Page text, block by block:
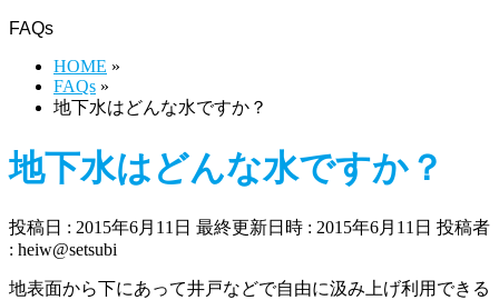
FAQs
HOME »
FAQs »
地下水はどんな水ですか？
地下水はどんな水ですか？
投稿日 : 2015年6月11日 最終更新日時 : 2015年6月11日 投稿者
: heiw@setsubi
地表面から下にあって井戸などで自由に汲み上げ利用できる